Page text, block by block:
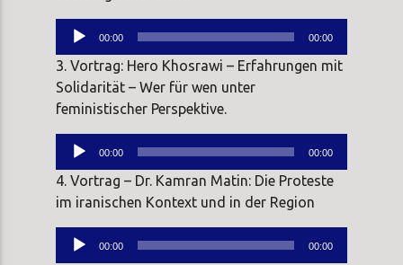
Audio-
00:00 00:00
3. Vortrag: Hero Khosrawi – Erfahrungen mit
Solidarität – Wer für wen unter
feministischer Perspektive.
Audio-
00:00 00:00
4. Vortrag – Dr. Kamran Matin: Die Proteste
im iranischen Kontext und in der Region
Audio-
00:00 00:00